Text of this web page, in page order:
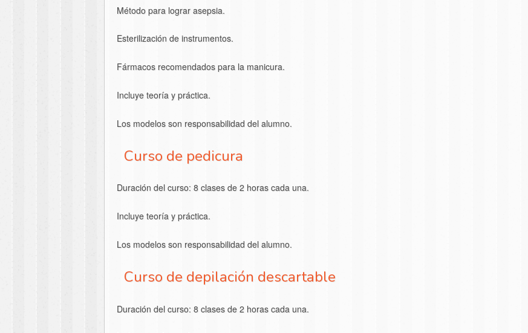
Método para lograr asepsia.
Esterilización de instrumentos.
Fármacos recomendados para la manicura.
Incluye teoría y práctica.
Los modelos son responsabilidad del alumno.
Curso de pedicura
Duración del curso: 8 clases de 2 horas cada una.
Incluye teoría y práctica.
Los modelos son responsabilidad del alumno.
Curso de depilación descartable
Duración del curso: 8 clases de 2 horas cada una.